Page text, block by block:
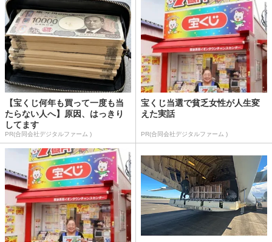
【宝くじ何年も買って一度も当
たらない人へ】原因、はっきり
してます
PR(合同会社デジタルファーム )
宝くじ当選で貧乏女性が人生変
えた実話
PR(合同会社デジタルファーム )